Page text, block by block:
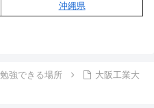
沖縄県
強できる場所
大阪工業大